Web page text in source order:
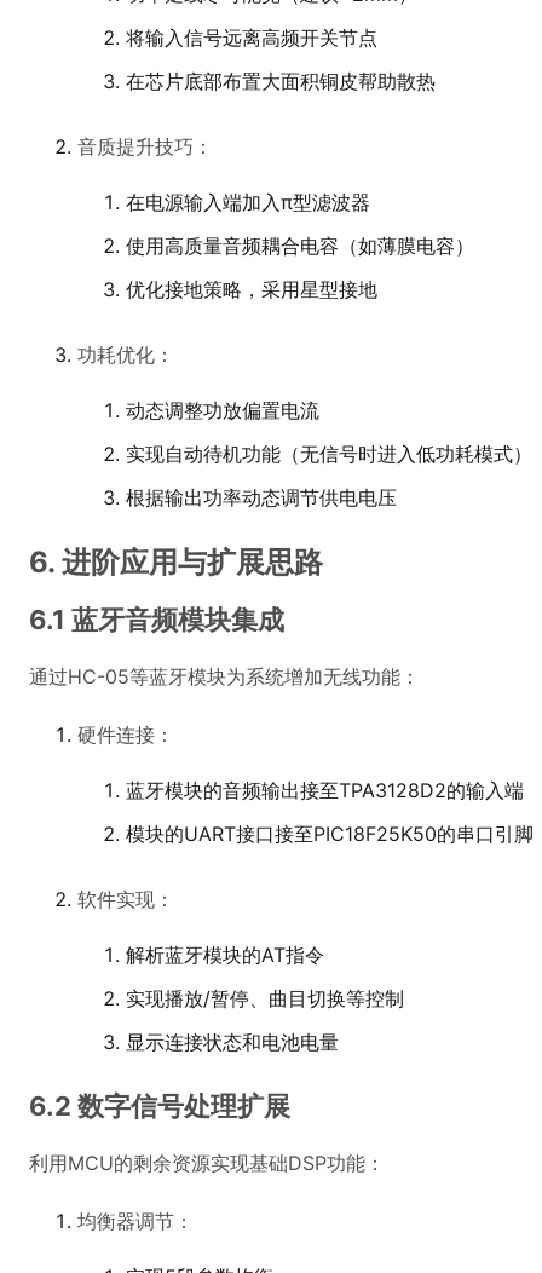
将输入信号远离高频开关节点
在芯片底部布置大面积铜皮帮助散热
音质提升技巧：
在电源输入端加入π型滤波器
使用高质量音频耦合电容（如薄膜电容）
优化接地策略，采用星型接地
功耗优化：
动态调整功放偏置电流
实现自动待机功能（无信号时进入低功耗模式）
根据输出功率动态调节供电电压
6. 进阶应用与扩展思路
6.1 蓝牙音频模块集成
通过HC-05等蓝牙模块为系统增加无线功能：
硬件连接：
蓝牙模块的音频输出接至TPA3128D2的输入端
模块的UART接口接至PIC18F25K50的串口引脚
软件实现：
解析蓝牙模块的AT指令
实现播放/暂停、曲目切换等控制
显示连接状态和电池电量
6.2 数字信号处理扩展
利用MCU的剩余资源实现基础DSP功能：
均衡器调节：